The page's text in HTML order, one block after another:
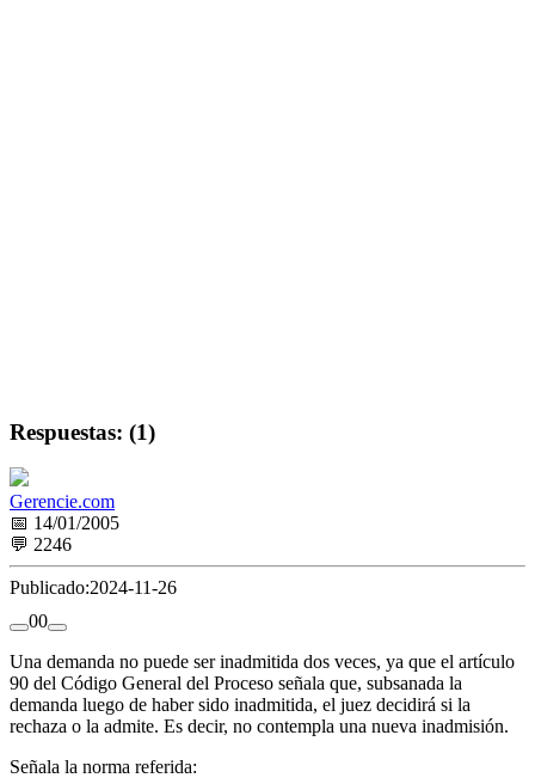
Respuestas: (1)
Gerencie.com
📅 14/01/2005
💬 2246
Publicado:2024-11-26
00
Una demanda no puede ser inadmitida dos veces, ya que el artículo
90 del Código General del Proceso señala que, subsanada la
demanda luego de haber sido inadmitida, el juez decidirá si la
rechaza o la admite. Es decir, no contempla una nueva inadmisión.
Señala la norma referida: